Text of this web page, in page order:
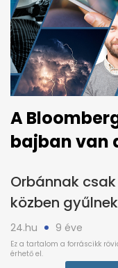
A
bajban van
Orbánnak
közben
24.hu 9 éve